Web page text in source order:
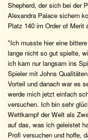
Shepherd, der sich bei der
Alexandra Palace sichern
Platz 140 im Order of Merit
"Ich musste hier eine
lange nicht so gut spielte,
ich kam nur langsam ins
Spieler mit Johns
Vorteil und danach war es
werde mich jetzt einfach
versuchen. Ich bin sehr
Wettkampf der Welt als
auf das, was ich geleistet
Profi versuchen und hoffe,